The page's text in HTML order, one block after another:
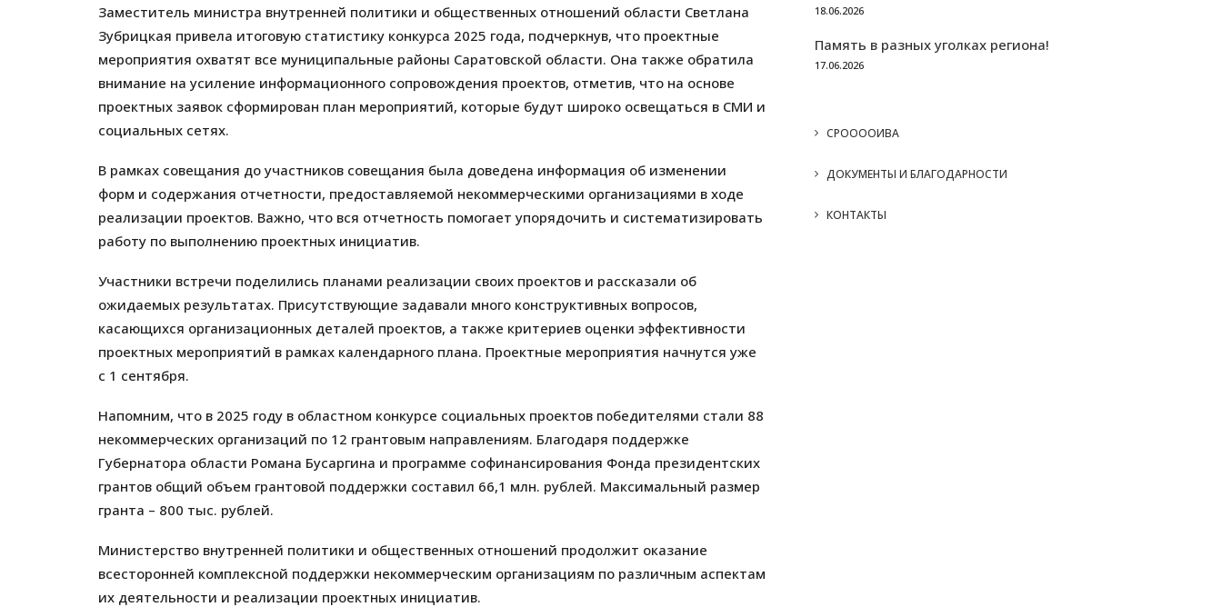
Заместитель министра внутренней политики и общественных отношений области Светлана
Зубрицкая привела итоговую статистику конкурса 2025 года, подчеркнув, что проектные
мероприятия охватят все муниципальные районы Саратовской области. Она также обратила
внимание на усиление информационного сопровождения проектов, отметив, что на основе
проектных заявок сформирован план мероприятий, которые будут широко освещаться в СМИ и
социальных сетях.
В рамках совещания до участников совещания была доведена информация об изменении
форм и содержания отчетности, предоставляемой некоммерческими организациями в ходе
реализации проектов. Важно, что вся отчетность помогает упорядочить и систематизировать
работу по выполнению проектных инициатив.
Участники встречи поделились планами реализации своих проектов и рассказали об
ожидаемых результатах. Присутствующие задавали много конструктивных вопросов,
касающихся организационных деталей проектов, а также критериев оценки эффективности
проектных мероприятий в рамках календарного плана. Проектные мероприятия начнутся уже
с 1 сентября.
Напомним, что в 2025 году в областном конкурсе социальных проектов победителями стали 88
некоммерческих организаций по 12 грантовым направлениям. Благодаря поддержке
Губернатора области Романа Бусаргина и программе софинансирования Фонда президентских
грантов общий объем грантовой поддержки составил 66,1 млн. рублей. Максимальный размер
гранта – 800 тыс. рублей.
Министерство внутренней политики и общественных отношений продолжит оказание
всесторонней комплексной поддержки некоммерческим организациям по различным аспектам
их деятельности и реализации проектных инициатив.
18.06.2026
Память в разных уголках региона!
17.06.2026
СРООООИВА
ДОКУМЕНТЫ И БЛАГОДАРНОСТИ
КОНТАКТЫ